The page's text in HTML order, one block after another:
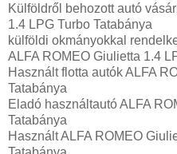
Külföldről behozott autó
1.4 LPG Turbo Tatabánya
külföldi okmányokkal
ALFA ROMEO Giulietta 1.4
Használt flotta autók ALFA
Tatabánya
Eladó használtautó ALFA
Tatabánya
Használt ALFA ROMEO